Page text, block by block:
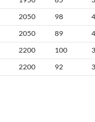
2050 98
2050 89
2200 100
2200 92